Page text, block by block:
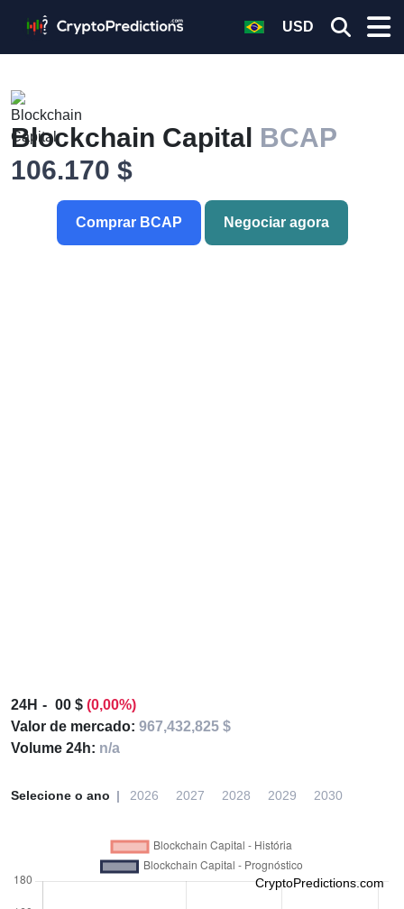
USD
Blockchain Capital BCAP
106.170 $
Comprar BCAP Negociar agora
24H 00 $ (0,00%)
Valor de mercado: 967,432,825 $
Volume 24h: n/a
Selecione o ano 2026 2027 2028 2029 2030
CryptoPredictions.com